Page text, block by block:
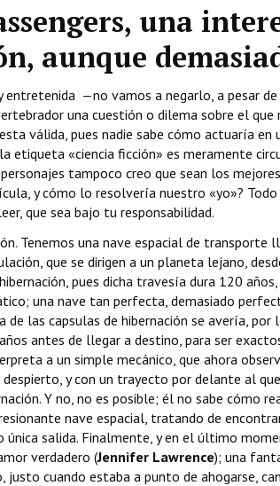
una
aunque
entretenida —no vamos a negarlo, a pesar
una cuestión o dilema sobre el
válida, pues nadie sabe cómo actuaría
etiqueta «ciencia ficción» es meramente
tampoco creo que sean los
y cómo lo resolvería nuestro «yo»?
que sea bajo tu responsabilidad.
Tenemos una nave espacial de transporte
que se dirigen a un planeta lejano,
pues dicha travesía dura 120
una nave tan perfecta, demasiado
las capsulas de hibernación se avería,
antes de llegar a destino, para ser
a un simple mecánico, que ahora
y con un trayecto por delante al
Y no, no es posible; él no sabe cómo
nave espacial, tratando de
única salida. Finalmente, y en el último
verdadero (Jennifer Lawrence); una
justo cuando estaba a punto de ahogarse,